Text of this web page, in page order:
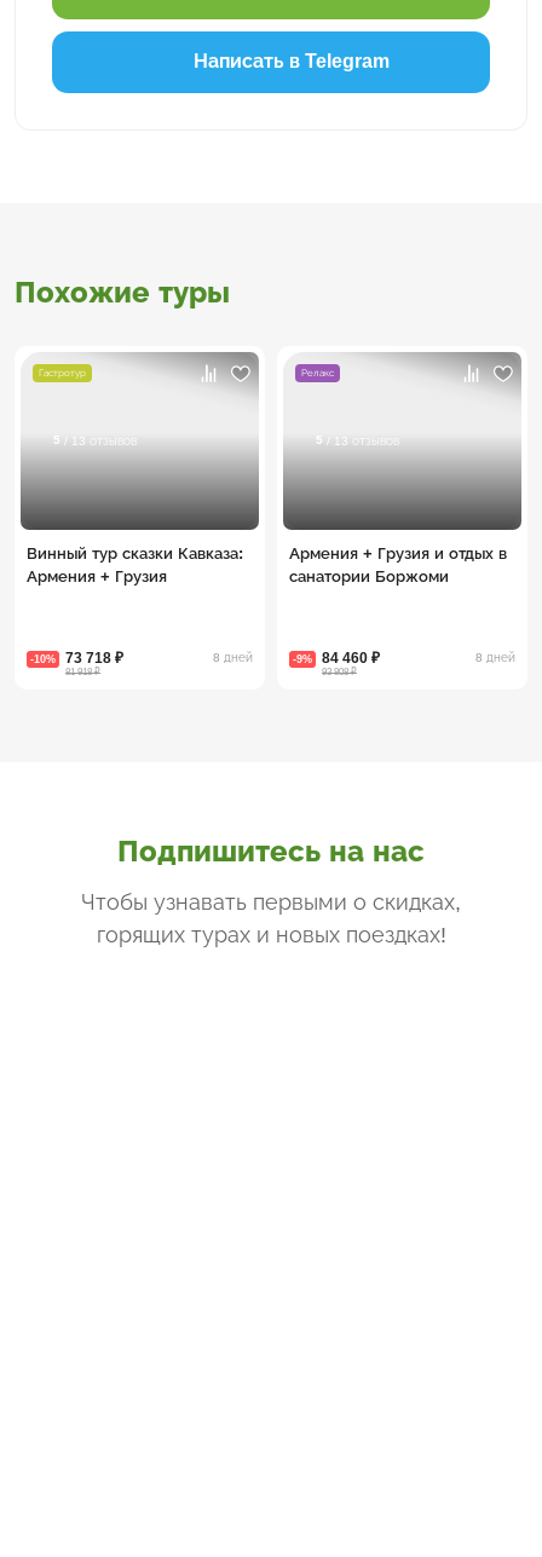
Написать в Telegram
Похожие туры
Гастротур
5 / 13 отзывов
Винный тур сказки Кавказа:
Армения + Грузия
-10% 73 718 ₽
81 918 ₽
8 дней
Релакс
5 / 13 отзывов
Армения + Грузия и отдых в
санатории Боржоми
-9% 84 460 ₽
93 808 ₽
8 дней
Подпишитесь на нас
Чтобы узнавать первыми о скидках,
горящих турах и новых поездках!